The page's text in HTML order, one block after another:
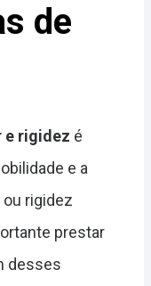
de
e rigidez é
e a
ou rigidez
prestar
desses